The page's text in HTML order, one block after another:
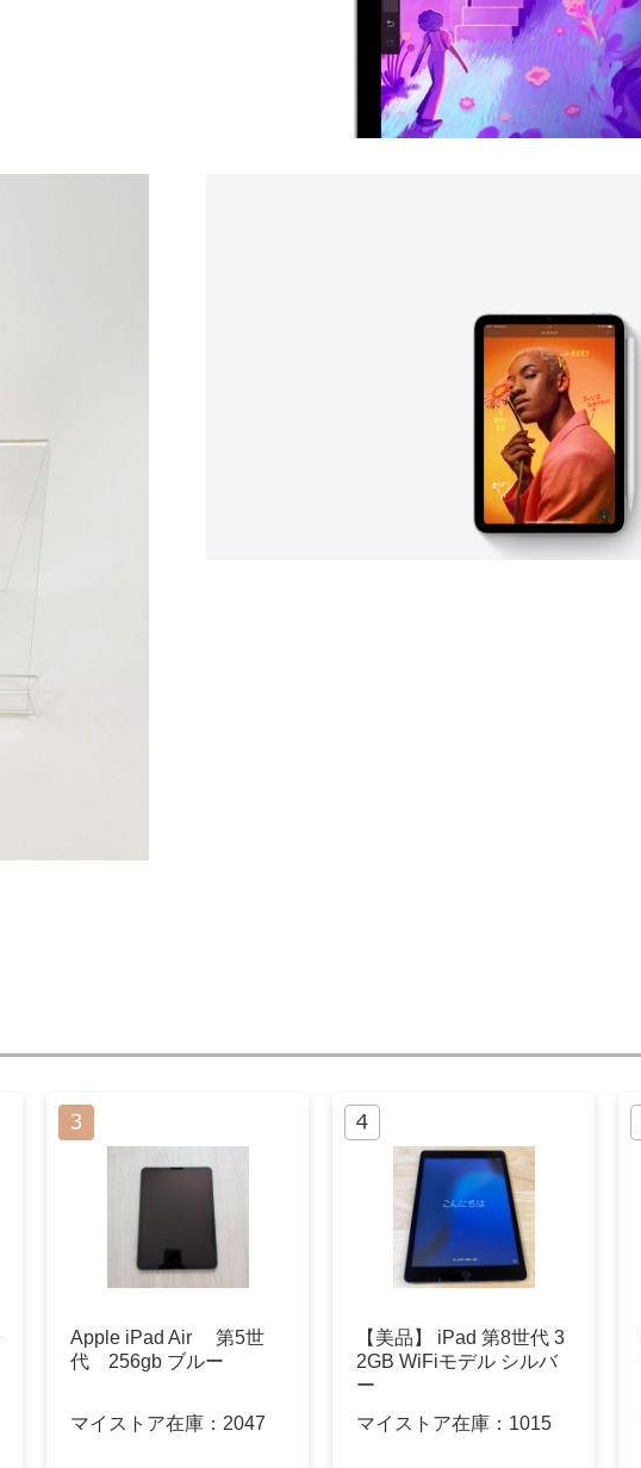
Apple iPad Air 第5世
代 256gb ブルー
マイストア在庫： 2047
【美品】 iPad 第8世代 3
2GB WiFiモデル シルバ
ー
マイストア在庫： 1015